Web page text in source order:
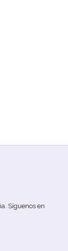
Síguenos en